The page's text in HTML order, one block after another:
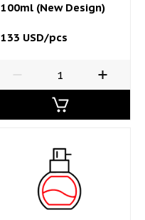
100ml (New Design)
133 USD/pcs